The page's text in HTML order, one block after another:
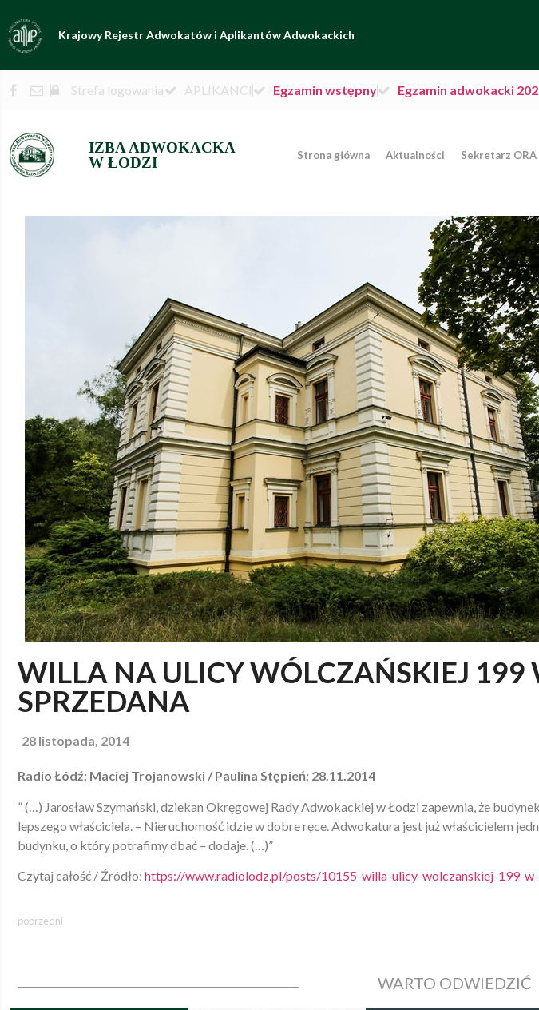
Krajowy Rejestr Adwokatów i Aplikantów Adwokackich
Strefa logowania APLIKANCI Egzamin wstępny Egzamin adwokacki
IZBA ADWOKACKA
W ŁODZI
Strona główna Aktualności Sekretarz ORA
WILLA NA ULICY WÓLCZAŃSKIEJ 199
SPRZEDANA
28 listopada, 2014
Radio Łódź; Maciej Trojanowski / Paulina Stępień; 28.11.2014
” (…) Jarosław Szymański, dziekan Okręgowej Rady Adwokackiej w Łodzi zapewnia, że
lepszego właściciela. – Nieruchomość idzie w dobre ręce. Adwokatura jest już właścicielem
budynku, o który potrafimy dbać – dodaje. (…)”
Czytaj całość / Źródło: https://www.radiolodz.pl/posts/10155-willa-ulicy-wolczanskiej-199-
poprzedni
WARTO ODWIEDZIĆ